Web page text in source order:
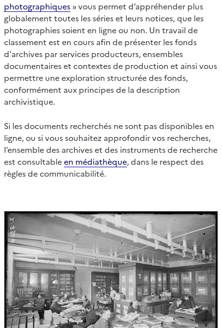
photographiques » vous permet d’appréhender plus
globalement toutes les séries et leurs notices, que les
photographies soient en ligne ou non. Un travail de
classement est en cours afin de présenter les fonds
d'archives par services producteurs, ensembles
documentaires et contextes de production et ainsi vous
permettre une exploration structurée des fonds,
conformément aux principes de la description
archivistique.
Si les documents recherchés ne sont pas disponibles en
ligne, ou si vous souhaitez approfondir vos recherches,
l’ensemble des archives et des instruments de recherche
est consultableen médiathèque, dans le respect des
règles de communicabilité.